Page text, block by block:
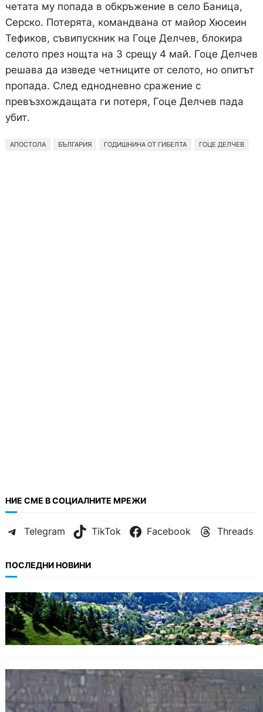
четата му попада в обкръжение в село Баница,
Серско. Потерята, командвана от майор Хюсеин
Тефиков, съвипускник на Гоце Делчев, блокира
селото през нощта на 3 срещу 4 май. Гоце Делчев
решава да изведе четниците от селото, но опитът
пропада. След еднодневно сражение с
превъзхождащата ги потеря, Гоце Делчев пада
убит.
АПОСТОЛА БЪЛГАРИЯ ГОДИШНИНА ОТ ГИБЕЛТА ГОЦЕ ДЕЛЧЕВ
НИЕ СМЕ В СОЦИАЛНИТЕ МРЕЖИ
Telegram TikTok Facebook Threads
ПОСЛЕДНИ НОВИНИ
БЪЛГАРИЯ
Полицията алармира за нова схема с
фалшиви лечители и „вълшебни“ мехлеми
БЪЛГАРИЯ
Ограничават движението по улица
„Вълноломна“ във Варна